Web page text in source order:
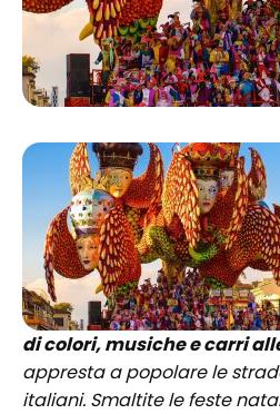
di colori, musiche e carri
appresta a popolare le
italiani. Smaltite le feste